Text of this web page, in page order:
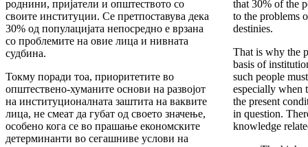
роднини, пријатели и општеството со
своите институции. Се претпоставува дека
30% од популацијата непосредно е врзана
со проблемите на овие лица и нивната
судбина.
Токму поради тоа, приоритетите во
општествено-хуманите основи на развојот
на институционалната заштита на ваквите
лица, не смеат да губат од своето значење,
особено кога се во прашање економските
детерминанти во сегашниве услови на
that 30% of the
to the problems
destinies.
That is why the
basis of
such people
especially when
the present
in question.
knowledge